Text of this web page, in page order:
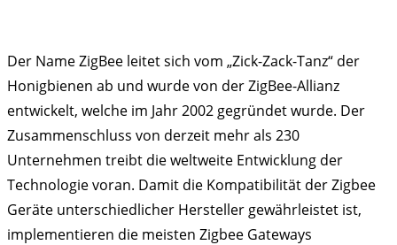
Der Name ZigBee leitet sich vom „Zick-Zack-Tanz“ der
Honigbienen ab und wurde von der ZigBee-Allianz
entwickelt, welche im Jahr 2002 gegründet wurde. Der
Zusammenschluss von derzeit mehr als 230
Unternehmen treibt die weltweite Entwicklung der
Technologie voran. Damit die Kompatibilität der Zigbee
Geräte unterschiedlicher Hersteller gewährleistet ist,
implementieren die meisten Zigbee Gateways